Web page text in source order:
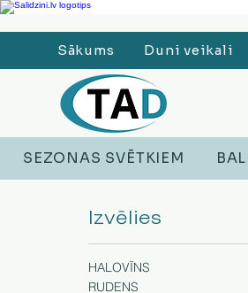
Ledusskapji, Sadzīves tehnika,
Sākums Duni veikali
SEZONAS SVĒTKIEM
Izvēlies
HALOVĪNS
RUDENS